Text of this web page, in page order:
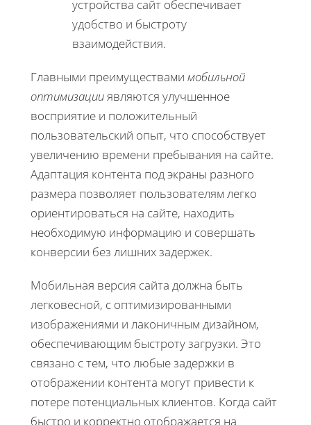
устройства сайт обеспечивает
удобство и быстроту
взаимодействия.
Главными преимуществами мобильной
оптимизацииявляются улучшенное
восприятие и положительный
пользовательский опыт, что способствует
увеличению времени пребывания на сайте.
Адаптация контента под экраны разного
размера позволяет пользователям легко
ориентироваться на сайте, находить
необходимую информацию и совершать
конверсии без лишних задержек.
Мобильная версия сайта должна быть
легковесной, с оптимизированными
изображениями и лаконичным дизайном,
обеспечивающим быстроту загрузки. Это
связано с тем, что любые задержки в
отображении контента могут привести к
потере потенциальных клиентов. Когда сайт
быстро и корректно отображается на